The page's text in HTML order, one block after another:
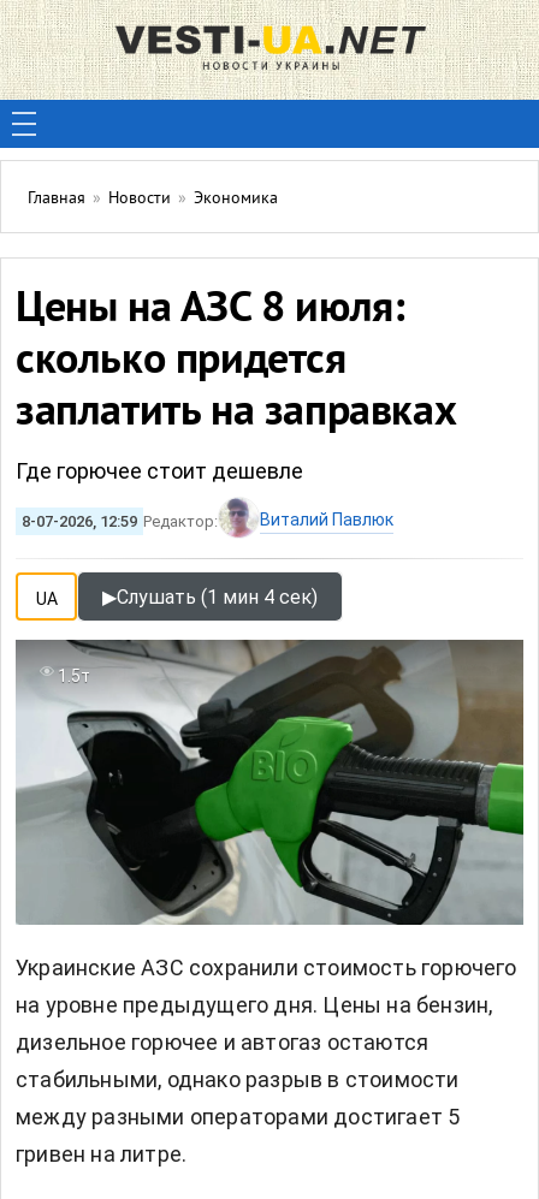
Главная » Новости » Экономика
Цены на АЗС 8 июля:
сколько придется
заплатить на заправках
Где горючее стоит дешевле
8-07-2026, 12:59 Редактор: Виталий Павлюк
UA ▶Слушать (1 мин 4 сек)
1.5т
Украинские АЗС сохранили стоимость горючего
на уровне предыдущего дня. Цены на бензин,
дизельное горючее и автогаз остаются
стабильными, однако разрыв в стоимости
между разными операторами достигает 5
гривен на литре.